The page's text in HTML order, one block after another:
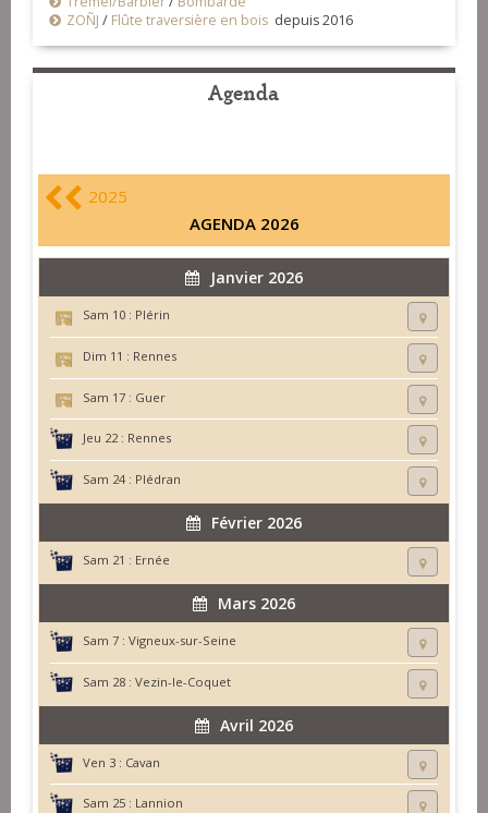
ZOÑJ / Flûte traversière en bois depuis 2016
Agenda
2025
AGENDA 2026
Janvier 2026
Sam 10 : Plérin
Dim 11 : Rennes
Sam 17 : Guer
Jeu 22 : Rennes
Sam 24 : Plédran
Février 2026
Sam 21 : Ernée
Mars 2026
Sam 7 : Vigneux-sur-Seine
Sam 28 : Vezin-le-Coquet
Avril 2026
Ven 3 : Cavan
Sam 25 : Lannion